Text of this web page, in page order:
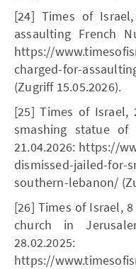
[24] Times of
assaulting French
https://
charged-for-
(Zugriff 15.05.2026).
[25] Times of Israel,
smashing statue of
21.04.2026: https://
dismissed-jailed-for-
southern-lebanon/
[26] Times of Israel,
church in
28.02.2025:
https://